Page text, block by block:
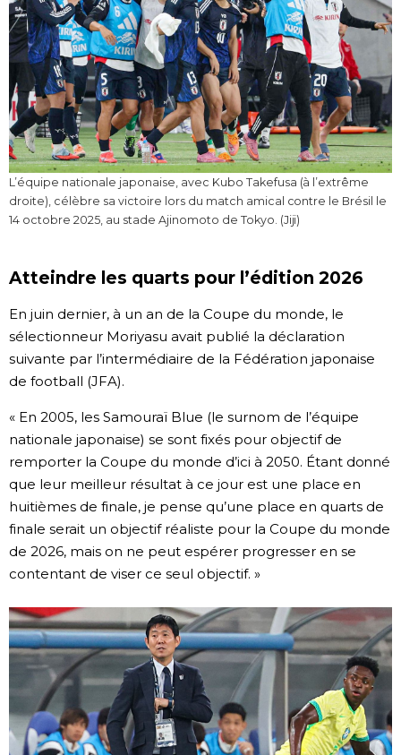
L’équipe nationale japonaise, avec Kubo Takefusa (à l’extrême
droite), célèbre sa victoire lors du match amical contre le Brésil le
14 octobre 2025, au stade Ajinomoto de Tokyo. (Jiji)
Atteindre les quarts pour l’édition 2026
En juin dernier, à un an de la Coupe du monde, le
sélectionneur Moriyasu avait publié la déclaration
suivante par l’intermédiaire de la Fédération japonaise
de football (JFA).
« En 2005, les Samouraï Blue (le surnom de l’équipe
nationale japonaise) se sont fixés pour objectif de
remporter la Coupe du monde d’ici à 2050. Étant donné
que leur meilleur résultat à ce jour est une place en
huitièmes de finale, je pense qu’une place en quarts de
finale serait un objectif réaliste pour la Coupe du monde
de 2026, mais on ne peut espérer progresser en se
contentant de viser ce seul objectif. »